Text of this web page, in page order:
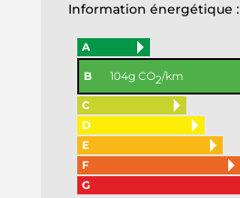
Information énergétique :
A
B 104g CO2/km
C
D
E
F
G